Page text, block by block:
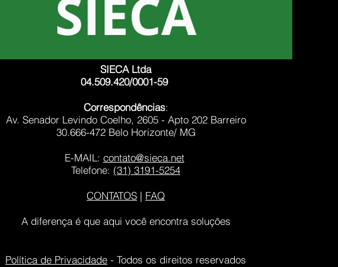
SIECA Ltda
04.509.420/0001-59
Correspondências:
Av. Senador Levindo Coelho, 2605 - Apto 202 Barreiro
30.666-472 Belo Horizonte/ MG
E-MAIL: contato@sieca.net
Telefone: (31) 3191-5254
CONTATOS | FAQ
A diferença é que aqui você encontra soluções
Política de Privacidade - Todos os direitos reservados